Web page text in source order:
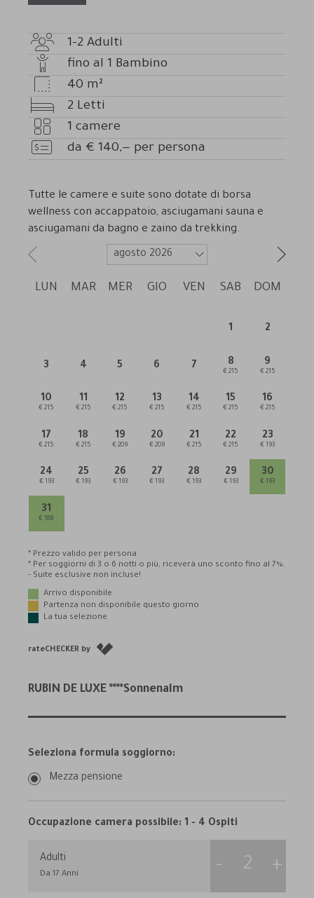
Numero
adulti
1-2 Adulti
Numero
bambini
fino al 1 Bambino
Dimensioni
camera
40 m²
Letti
2 Letti
Numero
camere
1 camere
Prezzo
da € 140,— per persona
Tutte le camere e suite sono dotate di borsa
wellness con accappatoio, asciugamani sauna e
asciugamani da bagno e zaino da trekking.